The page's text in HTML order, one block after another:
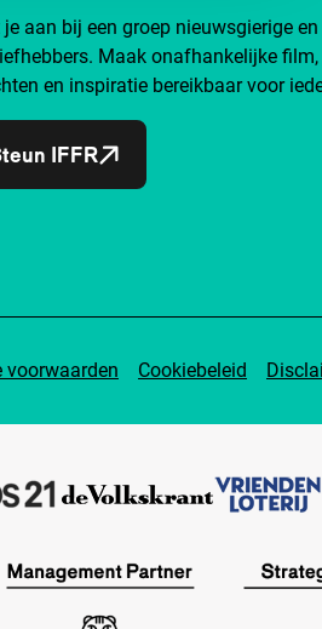
aan bij een groep nieuwsgierige
Maak onafhankelijke film,
en inspiratie bereikbaar voor
IFFR
voorwaarden Cookiebeleid